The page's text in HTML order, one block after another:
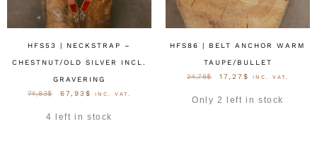
HFS53 | NECKSTRAP –
CHESTNUT/OLD SILVER INCL.
GRAVERING
74,83$ 67,93$ INC. VAT.
4 left in stock
HFS86 | BELT ANCHOR WARM
TAUPE/BULLET
24,76$ 17,27$ INC. VAT.
Only 2 left in stock